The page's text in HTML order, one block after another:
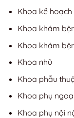
Khoa kế
Khoa khám
Khoa khám
Khoa nhũ
Khoa phẫu
Khoa phụ
Khoa phụ nội